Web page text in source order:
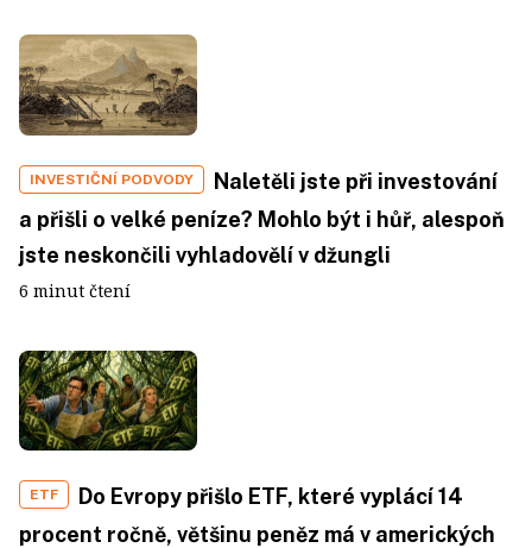
INVESTIČNÍ PODVODY
Naletěli jste při investování
a přišli o velké peníze? Mohlo být i hůř, alespoň
jste neskončili vyhladovělí v džungli
6 minut čtení
ETF
Do Evropy přišlo ETF, které vyplácí 14
procent ročně, většinu peněz má v amerických